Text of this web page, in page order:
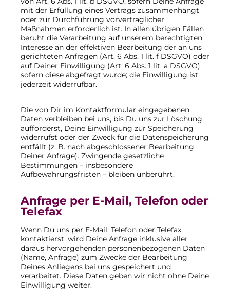
mit der Erfüllung eines Vertrags zusammenhängt
oder zur Durchführung vorvertraglicher
Maßnahmen erforderlich ist. In allen übrigen Fällen
beruht die Verarbeitung auf unserem berechtigten
Interesse an der effektiven Bearbeitung der an uns
gerichteten Anfragen (Art. 6 Abs. 1 lit. f DSGVO) oder
auf Deiner Einwilligung (Art. 6 Abs. 1 lit. a DSGVO)
sofern diese abgefragt wurde; die Einwilligung ist
jederzeit widerrufbar.
Die von Dir im Kontaktformular eingegebenen
Daten verbleiben bei uns, bis Du uns zur Löschung
aufforderst, Deine Einwilligung zur Speicherung
widerrufst oder der Zweck für die Datenspeicherung
entfällt (z. B. nach abgeschlossener Bearbeitung
Deiner Anfrage). Zwingende gesetzliche
Bestimmungen – insbesondere
Aufbewahrungsfristen – bleiben unberührt.
Anfrage per E-Mail, Telefon oder
Telefax
Wenn Du uns per E-Mail, Telefon oder Telefax
kontaktierst, wird Deine Anfrage inklusive aller
daraus hervorgehenden personenbezogenen Daten
(Name, Anfrage) zum Zwecke der Bearbeitung
Deines Anliegens bei uns gespeichert und
verarbeitet. Diese Daten geben wir nicht ohne Deine
Einwilligung weiter.